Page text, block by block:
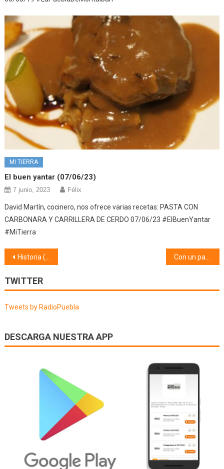
MI TIERRA
El buen yantar (07/06/23)
7 junio, 2023 Félix
David Martín, cocinero, nos ofrece varias recetas: PASTA CON
CARBONARA Y CARRILLERA DE CERDO 07/06/23 #ElBuenYantar
#MiTierra
Navegación
de
entradas
Historia (21/01/18) Con un par de pelotas (21/01/18)
TWITTER
Tweets by RadioPuebla
DESCARGA NUESTRA APP